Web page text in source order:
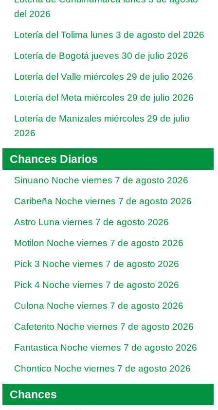
del 2026
Lotería del Tolima lunes 3 de agosto del 2026
Lotería de Bogotá jueves 30 de julio 2026
Lotería del Valle miércoles 29 de julio 2026
Lotería del Meta miércoles 29 de julio 2026
Lotería de Manizales miércoles 29 de julio
2026
Chances Diarios
Sinuano Noche viernes 7 de agosto 2026
Caribeña Noche viernes 7 de agosto 2026
Astro Luna viernes 7 de agosto 2026
Motilon Noche viernes 7 de agosto 2026
Pick 3 Noche viernes 7 de agosto 2026
Pick 4 Noche viernes 7 de agosto 2026
Culona Noche viernes 7 de agosto 2026
Cafeterito Noche viernes 7 de agosto 2026
Fantastica Noche viernes 7 de agosto 2026
Chontico Noche viernes 7 de agosto 2026
Chances